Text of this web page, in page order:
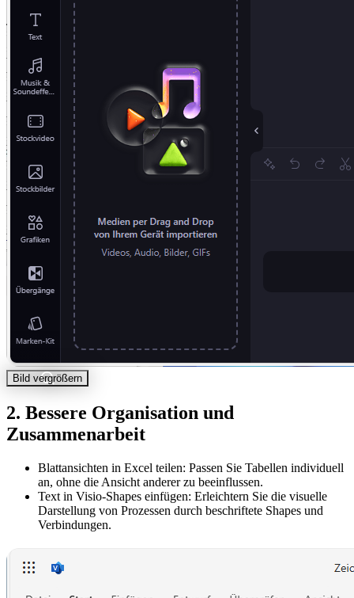
Bild vergrößern
2. Bessere Organisation und
Zusammenarbeit
Blattansichten in Excel teilen: Passen Sie Tabellen individuell
an, ohne die Ansicht anderer zu beeinflussen.
Text in Visio-Shapes einfügen: Erleichtern Sie die visuelle
Darstellung von Prozessen durch beschriftete Shapes und
Verbindungen.